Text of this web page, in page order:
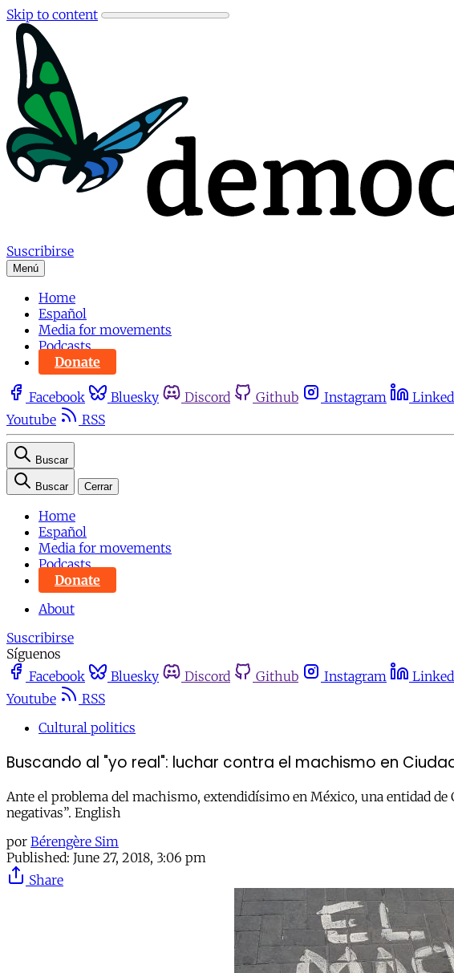
Skip to content
Suscribirse
Menú
Home
Español
Media for movements
Podcasts
Donate
Facebook Bluesky Discord Github Instagram
Youtube
RSS
Buscar
Buscar Cerrar
Home
Español
Media for movements
Podcasts
Donate
About
Suscribirse
Síguenos
Facebook
Bluesky Discord Github Instagram
Youtube
RSS
Cultural politics
Buscando al "yo real": luchar contra el machismo en
Ante el problema del machismo, extendidísimo en México, una entidad
negativas”. English
por Bérengère Sim
Published: June 27, 2018, 3:06 pm
Share